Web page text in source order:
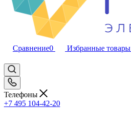
Сравнение0 Избранные товары
Телефоны
+7 495 104-42-20